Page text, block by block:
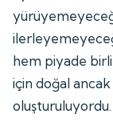
hem piyade
için doğal
oluşturuluyordu.